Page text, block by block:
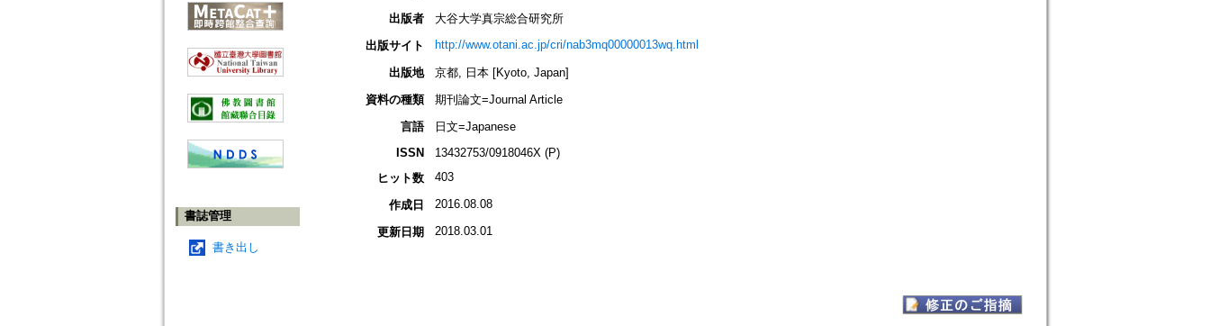
書誌管理
書き出し
出版者
大谷大学真宗総合研究所
出版サイト
http://www.otani.ac.jp/cri/nab3mq00000013wq.html
出版地
京都, 日本 [Kyoto, Japan]
資料の種類
期刊論文=Journal Article
言語
日文=Japanese
ISSN
13432753/0918046X (P)
ヒット数
403
作成日 2016.08.08
更新日期 2018.03.01